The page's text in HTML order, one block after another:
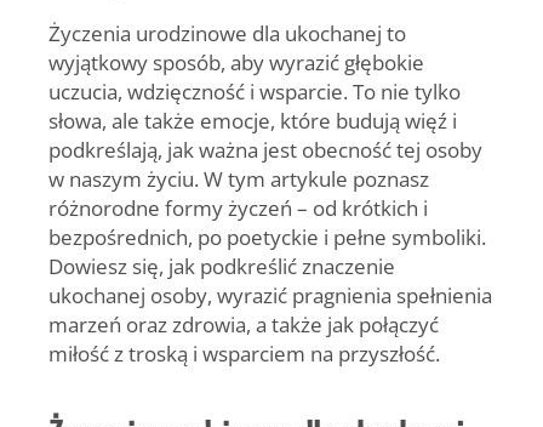
Życzenia urodzinowe dla ukochanej to
wyjątkowy sposób, aby wyrazić głębokie
uczucia, wdzięczność i wsparcie. To nie tylko
słowa, ale także emocje, które budują więź i
podkreślają, jak ważna jest obecność tej osoby
w naszym życiu. W tym artykule poznasz
różnorodne formy życzeń – od krótkich i
bezpośrednich, po poetyckie i pełne symboliki.
Dowiesz się, jak podkreślić znaczenie
ukochanej osoby, wyrazić pragnienia spełnienia
marzeń oraz zdrowia, a także jak połączyć
miłość z troską i wsparciem na przyszłość.